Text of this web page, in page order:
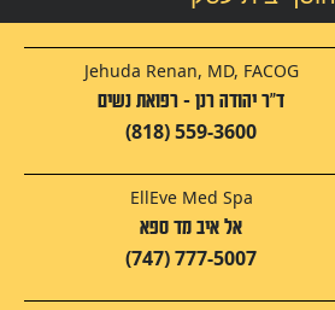
Jehuda Renan, MD, FACOG
ד"ר יהודה רנן - רפואת נשים
(818) 559-3600
EllEve Med Spa
אל איב מד ספא
(747) 777-5007